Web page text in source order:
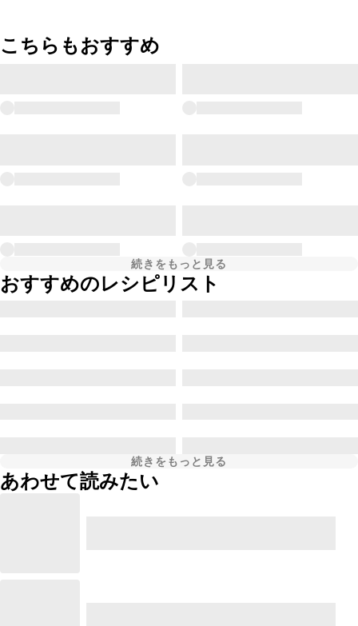
こちらもおすすめ
続きをもっと見る
おすすめのレシピリスト
続きをもっと見る
あわせて読みたい